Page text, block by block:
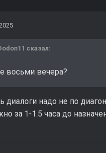
сказал:
восьми вечера?
диалоги надо не по
за 1-1.5 часа до